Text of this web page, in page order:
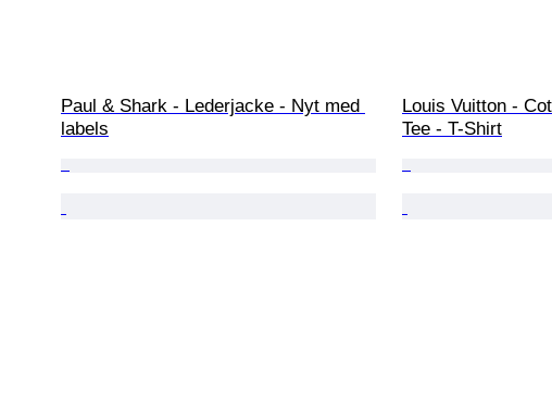
Paul & Shark - Lederjacke - Nyt med
labels
Louis Vuitton -
Tee - T-Shirt